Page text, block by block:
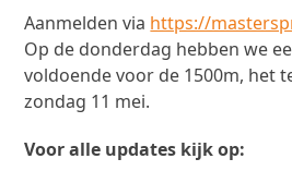
Aanmelden via https://
Op de donderdag hebben we
voldoende voor de 1500m, het
zondag 11 mei.
Voor alle updates kijk op: